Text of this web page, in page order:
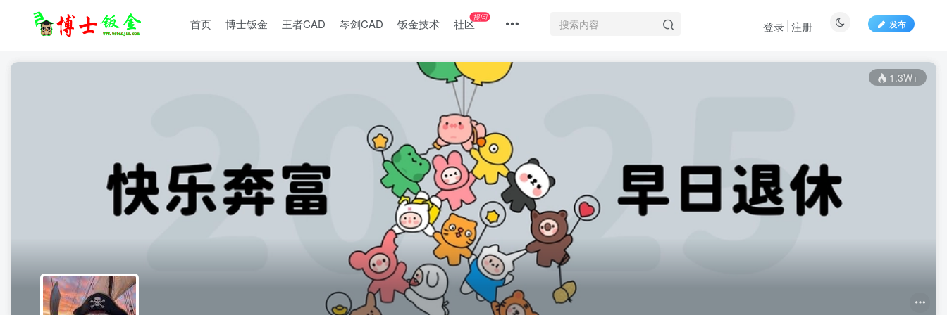
首页 博士钣金 王者CAD 琴剑CAD 钣金技术 社区提问
发布
登录 注册
1.3W+